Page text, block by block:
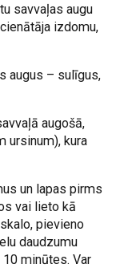
savvaļas augu
izdomu,
augus – sulīgus,
augošā,
ursinum), kura
un lapas pirms
vai lieto kā
pievieno
daudzumu
minūtes. Var